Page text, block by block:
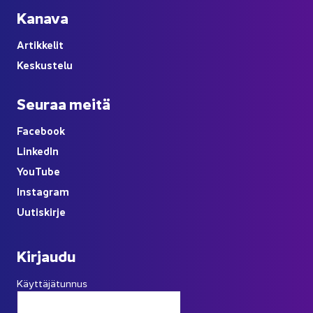
Ka­na­va
Ar­tik­ke­lit
Kes­kus­te­lu
Seu­raa meitä
Face­book
Lin­ke­dIn
YouTube
Ins­ta­gram
Uu­tis­kir­je
Kir­jau­du
Käyttäjätunnus